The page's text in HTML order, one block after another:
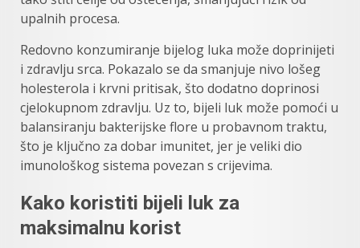
upalnih procesa.
Redovno konzumiranje bijelog luka može doprinijeti
i zdravlju srca. Pokazalo se da smanjuje nivo lošeg
holesterola i krvni pritisak, što dodatno doprinosi
cjelokupnom zdravlju. Uz to, bijeli luk može pomoći u
balansiranju bakterijske flore u probavnom traktu,
što je ključno za dobar imunitet, jer je veliki dio
imunološkog sistema povezan s crijevima.
Kako koristiti bijeli luk za
maksimalnu korist